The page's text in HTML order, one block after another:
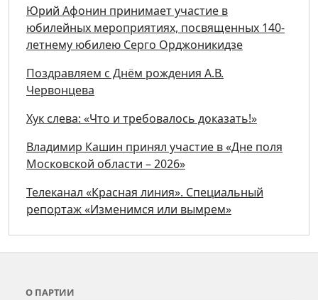
Юрий Афонин принимает участие в
юбилейных мероприятиях, посвященных 140-
летнему юбилею Серго Орджоникидзе
Поздравляем с Днём рождения А.В.
Червонцева
Хук слева: «Что и требовалось доказать!»
Владимир Кашин принял участие в «Дне поля
Московской области – 2026»
Телеканал «Красная линия». Специальный
репортаж «Изменимся или вымрем»
О ПАРТИИ